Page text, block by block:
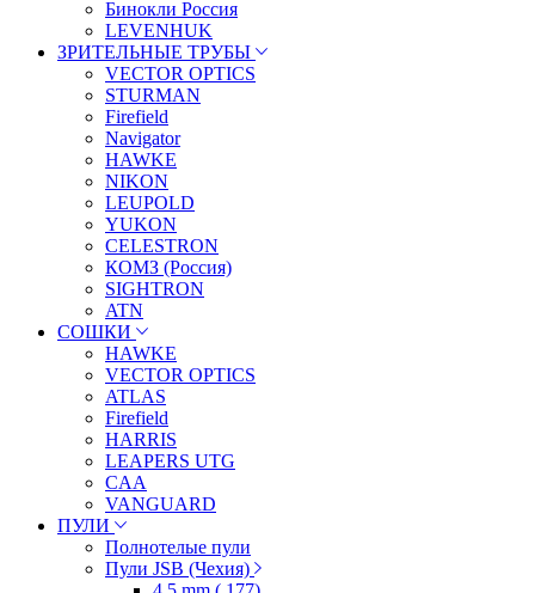
Бинокли Россия
LEVENHUK
ЗРИТЕЛЬНЫЕ ТРУБЫ
VECTOR OPTICS
STURMAN
Firefield
Navigator
HAWKE
NIKON
LEUPOLD
YUKON
CELESTRON
КОМЗ (Россия)
SIGHTRON
ATN
СОШКИ
HAWKE
VECTOR OPTICS
ATLAS
Firefield
HARRIS
LEAPERS UTG
CAA
VANGUARD
ПУЛИ
Полнотелые пули
Пули JSB (Чехия)